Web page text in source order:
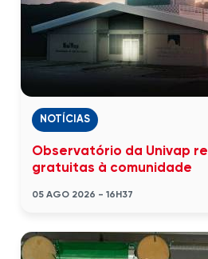
NOTÍCIAS
Observatório da Univap
gratuitas à comunidade
05 AGO 2026 - 16H37